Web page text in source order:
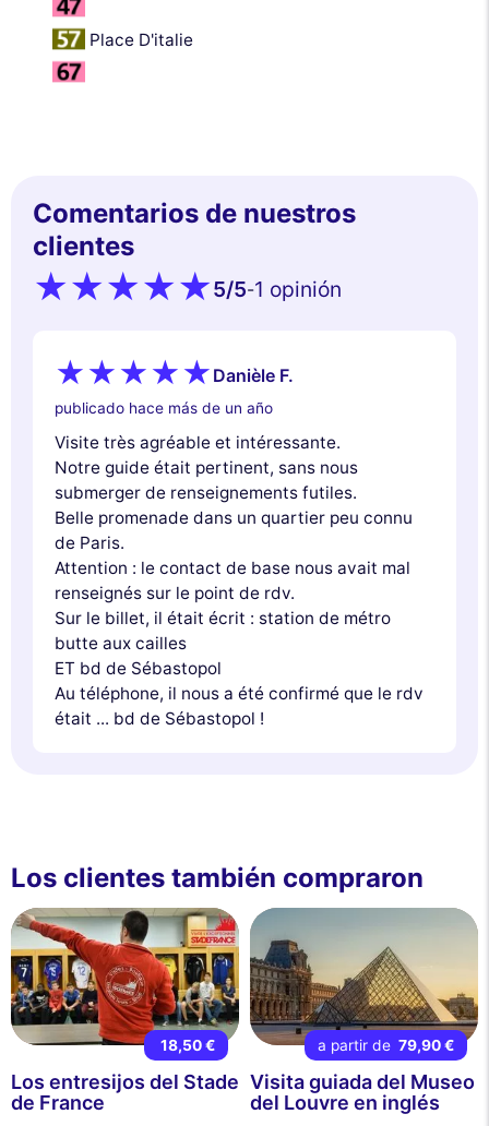
Place D'italie
Comentarios de nuestros
clientes
5/5-1 opinión
Danièle F.
publicado hace más de un año
Visite très agréable et intéressante.
Notre guide était pertinent, sans nous
submerger de renseignements futiles.
Belle promenade dans un quartier peu connu
de Paris.
Attention : le contact de base nous avait mal
renseignés sur le point de rdv.
Sur le billet, il était écrit : station de métro
butte aux cailles
ET bd de Sébastopol
Au téléphone, il nous a été confirmé que le rdv
était ... bd de Sébastopol !
Los clientes también compraron
18,50 €
Los entresijos del Stade
de France
a partir de 79,90 €
Visita guiada del Museo
del Louvre en inglés